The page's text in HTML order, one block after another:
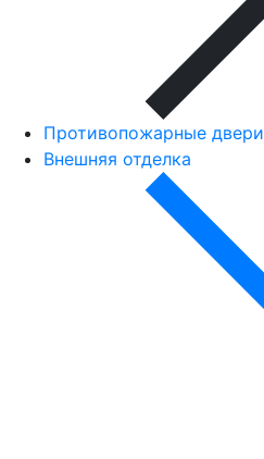
Противопожарные двери
Внешняя отделка